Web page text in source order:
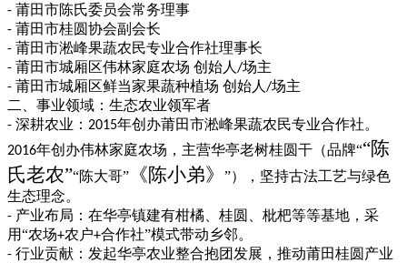
- 莆田市陈氏委员会常务理事
- 莆田市桂圆协会副会长
- 莆田市淞峰果蔬农民专业合作社理事长
- 莆田市城厢区伟林家庭农场 创始人 /场主
- 莆田市城厢区鲜当家果蔬种植场 创始人 /场主
二、事业领域：生态农业领军者
- 深耕农业： 2015年创办莆田市淞峰果蔬农民专业合作社。
2016年创办伟林家庭农场，主营华亭老树桂圆干（品牌““陈
氏老农”“陈大哥” 《陈小弟》
”），坚持古法工艺与绿色
生态理念。
- 产业布局：在华亭镇建有柑橘、桂圆、枇杷等等基地，采
用“农场+农户+合作社”模式带动乡邻。
- 行业贡献：发起华亭农业整合抱团发展，推动莆田桂圆产业